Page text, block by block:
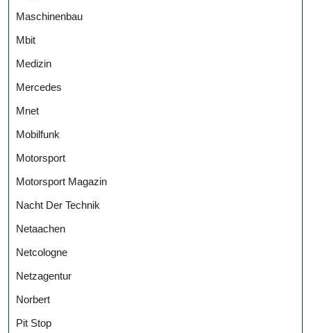
Maschinenbau
Mbit
Medizin
Mercedes
Mnet
Mobilfunk
Motorsport
Motorsport Magazin
Nacht Der Technik
Netaachen
Netcologne
Netzagentur
Norbert
Pit Stop